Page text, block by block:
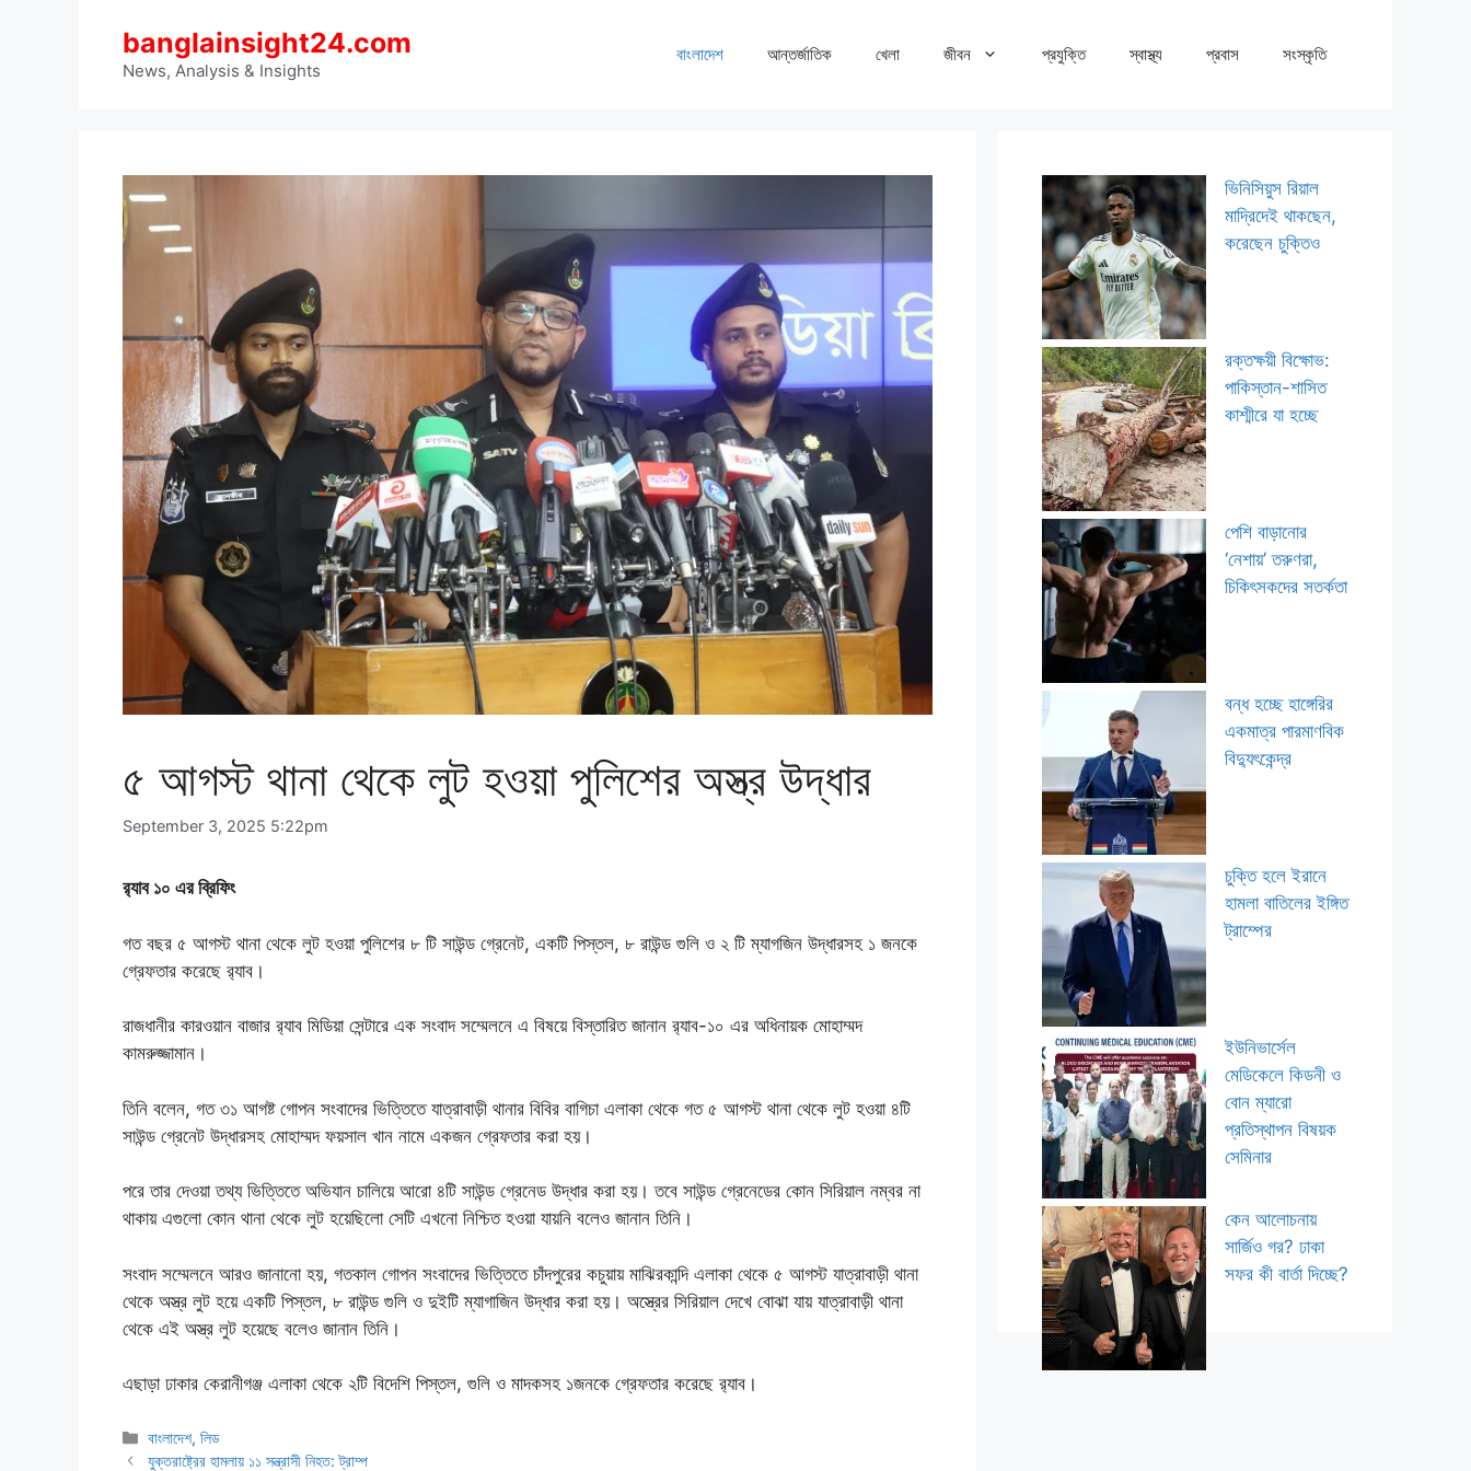
banglainsight24.com
News, Analysis & Insights
বাংলাদেশ আন্তর্জাতিক খেলা জীবন প্রযুক্তি স্বাস্থ্য প্রবাস সংস্কৃতি
৫ আগস্ট থানা থেকে লুট হওয়া পুলিশের অস্ত্র উদ্ধার
September 3, 2025 5:22pm
র‍্যাব ১০ এর ব্রিফিং
গত বছর ৫ আগস্ট থানা থেকে লুট হওয়া পুলিশের ৮ টি সাউন্ড গ্রেনেট, একটি পিস্তল, ৮ রাউন্ড গুলি ও ২ টি ম্যাগজিন উদ্ধারসহ ১ জনকে
গ্রেফতার করেছে র‍্যাব।
রাজধানীর কারওয়ান বাজার র‌্যাব মিডিয়া সেন্টারে এক সংবাদ সম্মেলনে এ বিষয়ে বিস্তারিত জানান র‍্যাব-১০ এর অধিনায়ক মোহাম্মদ
কামরুজ্জামান।
তিনি বলেন, গত ৩১ আগষ্ট গোপন সংবাদের ভিত্তিতে যাত্রাবাড়ী থানার বিবির বাগিচা এলাকা থেকে গত ৫ আগস্ট থানা থেকে লুট হওয়া ৪টি
সাউন্ড গ্রেনেট উদ্ধারসহ মোহাম্মদ ফয়সাল খান নামে একজন গ্রেফতার করা হয়।
পরে তার দেওয়া তথ্য ভিত্তিতে অভিযান চালিয়ে আরো ৪টি সাউন্ড গ্রেনেড উদ্ধার করা হয়। তবে সাউন্ড গ্রেনেডের কোন সিরিয়াল নম্বর না
থাকায় এগুলো কোন থানা থেকে লুট হয়েছিলো সেটি এখনো নিশ্চিত হওয়া যায়নি বলেও জানান তিনি।
সংবাদ সম্মেলনে আরও জানানো হয়, গতকাল গোপন সংবাদের ভিত্তিতে চাঁদপুরের কচুয়ায় মাঝিরকান্দি এলাকা থেকে ৫ আগস্ট যাত্রাবাড়ী থানা
থেকে অস্ত্র লুট হয়ে একটি পিস্তল, ৮ রাউন্ড গুলি ও দুইটি ম্যাগাজিন উদ্ধার করা হয়। অস্ত্রের সিরিয়াল দেখে বোঝা যায় যাত্রাবাড়ী থানা
থেকে এই অস্ত্র লুট হয়েছে বলেও জানান তিনি।
এছাড়া ঢাকার কেরানীগঞ্জ এলাকা থেকে ২টি বিদেশি পিস্তল, গুলি ও মাদকসহ ১জনকে গ্রেফতার করেছে র‍্যাব।
Categories
বাংলাদেশ,লিড
যুক্তরাষ্ট্রের হামলায় ১১ সন্ত্রাসী নিহত: ট্রাম্প
ভিনিসিয়ুস রিয়াল
মাদ্রিদেই থাকছেন,
করেছেন চুক্তিও
রক্তক্ষয়ী বিক্ষোভ:
পাকিস্তান-শাসিত
কাশ্মীরে যা হচ্ছে
পেশি বাড়ানোর
‘নেশায়’ তরুণরা,
চিকিৎসকদের সতর্কতা
বন্ধ হচ্ছে হাঙ্গেরির
একমাত্র পারমাণবিক
বিদ্যুৎকেন্দ্র
চুক্তি হলে ইরানে
হামলা বাতিলের ইঙ্গিত
ট্রাম্পের
ইউনিভার্সেল
মেডিকেলে কিডনী ও
বোন ম্যারো
প্রতিস্থাপন বিষয়ক
সেমিনার
কেন আলোচনায়
সার্জিও গর? ঢাকা
সফর কী বার্তা দিচ্ছে?